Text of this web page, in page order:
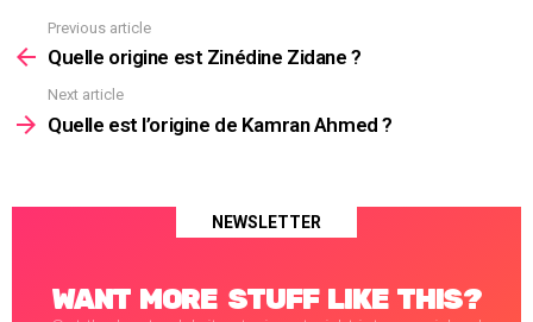
more
Previous article
Quelle origine est Zinédine Zidane ?
Next article
Quelle est l’origine de Kamran Ahmed ?
NEWSLETTER
WANT MORE STUFF LIKE THIS?